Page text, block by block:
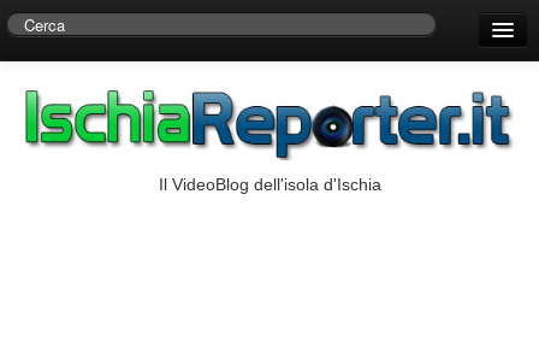
Centro di Ricerche Storiche D’Ambra
Il VideoBlog dell'isola d'Ischia